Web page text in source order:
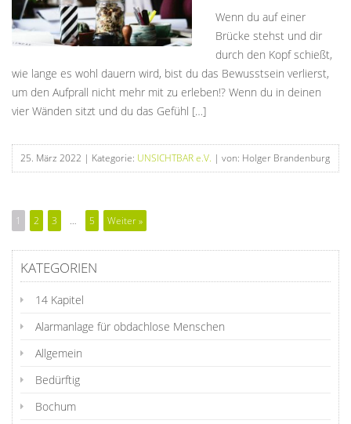
Wenn du auf einer
Brücke stehst und dir
durch den Kopf schießt,
wie lange es wohl dauern wird, bist du das Bewusstsein verlierst,
um den Aufprall nicht mehr mit zu erleben!? Wenn du in deinen
vier Wänden sitzt und du das Gefühl […]
25. März 2022 | Kategorie: UNSICHTBAR e.V. | von: Holger Brandenburg
1 2 3 … 5 Weiter »
KATEGORIEN
14 Kapitel
Alarmanlage für obdachlose Menschen
Allgemein
Bedürftig
Bochum